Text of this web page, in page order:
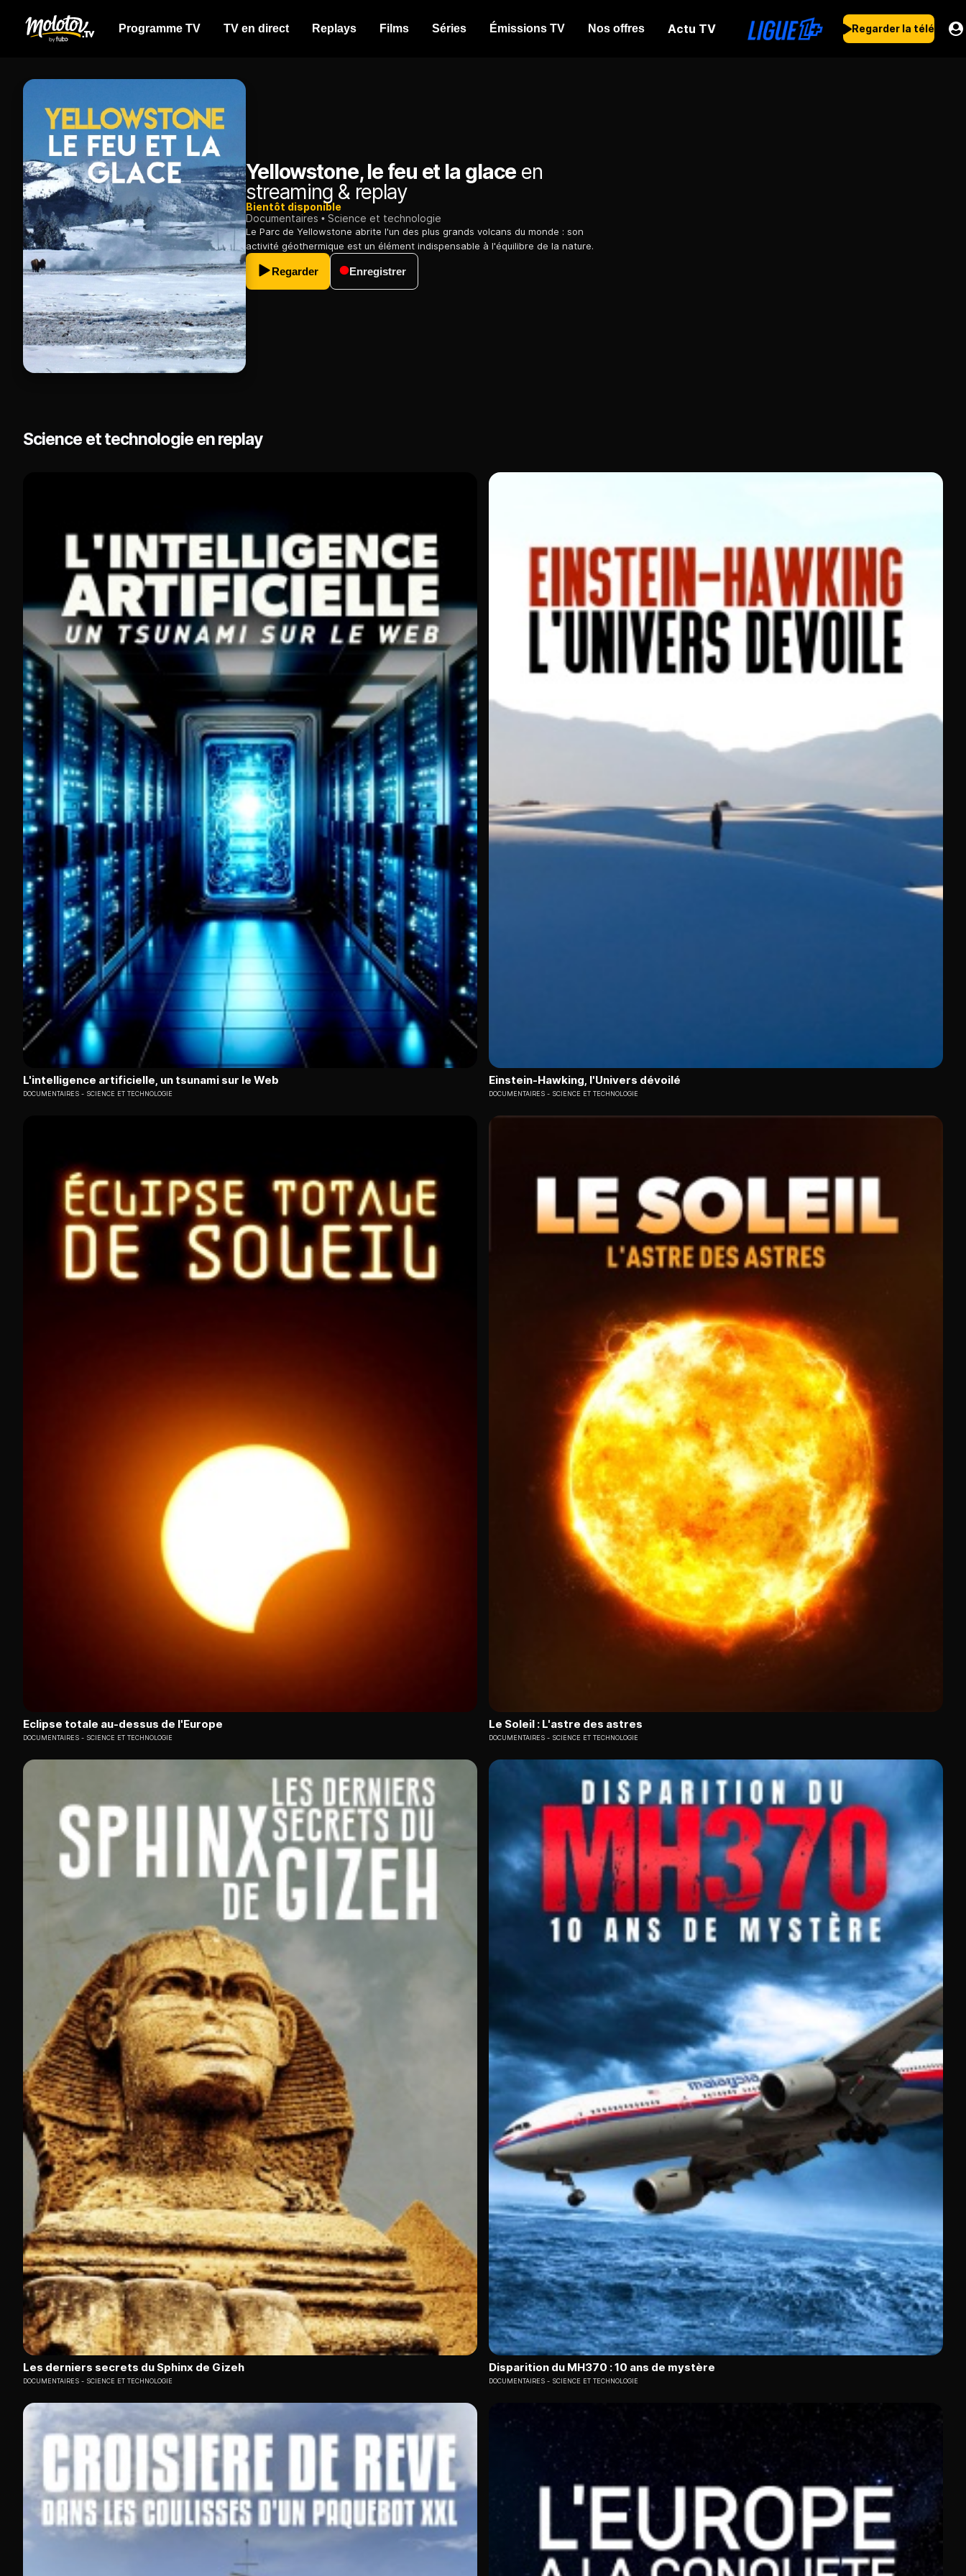
Programme TV TV en direct Replays Films Séries Émissions TV Nos offres Actu TV Regarder la télé
Yellowstone, le feu et la glace en
streaming & replay
Bientôt disponible
Documentaires
Science et technologie
Le Parc de Yellowstone abrite l'un des plus grands volcans du monde : son
activité géothermique est un élément indispensable à l'équilibre de la nature.
Regarder Enregistrer
Science et technologie en replay
L'intelligence artificielle, un tsunami sur le Web
DOCUMENTAIRES SCIENCE ET TECHNOLOGIE
Einstein-Hawking, l'Univers dévoilé
DOCUMENTAIRES SCIENCE ET TECHNOLOGIE
Eclipse totale au-dessus de l'Europe
DOCUMENTAIRES SCIENCE ET TECHNOLOGIE
Le Soleil : L'astre des astres
DOCUMENTAIRES SCIENCE ET TECHNOLOGIE
Les derniers secrets du Sphinx de Gizeh
DOCUMENTAIRES SCIENCE ET TECHNOLOGIE
Disparition du MH370 : 10 ans de mystère
DOCUMENTAIRES SCIENCE ET TECHNOLOGIE